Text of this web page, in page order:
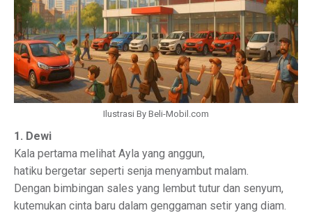
Ilustrasi By Beli-Mobil.com
1. Dewi
Kala pertama melihat Ayla yang anggun,
hatiku bergetar seperti senja menyambut malam.
Dengan bimbingan sales yang lembut tutur dan senyum,
kutemukan cinta baru dalam genggaman setir yang diam.